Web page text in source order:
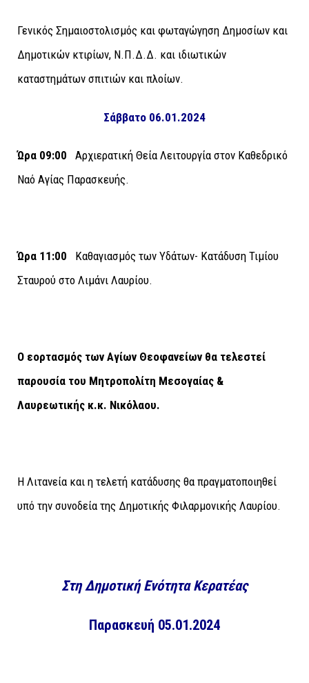
Γενικός Σημαιοστολισμός και φωταγώγηση Δημοσίων και
Δημοτικών κτιρίων, Ν.Π.Δ.Δ. και ιδιωτικών
καταστημάτων σπιτιών και πλοίων.
Σάββατο 06.01.2024
Ώρα 09:00
Αρχιερατική Θεία Λειτουργία στον Καθεδρικό
Ναό Αγίας Παρασκευής.
Ώρα 11:00
Καθαγιασμός των Υδάτων- Κατάδυση Τιμίου
Σταυρού στο Λιμάνι Λαυρίου.
Ο εορτασμός των Αγίων Θεοφανείων θα τελεστεί
παρουσία του Μητροπολίτη Μεσογαίας &
Λαυρεωτικής κ.κ. Νικόλαου.
Η Λιτανεία και η τελετή κατάδυσης θα πραγματοποιηθεί
υπό την συνοδεία της Δημοτικής Φιλαρμονικής Λαυρίου.
Στη Δημοτική Ενότητα Κερατέας
Παρασκευή 05.01.2024